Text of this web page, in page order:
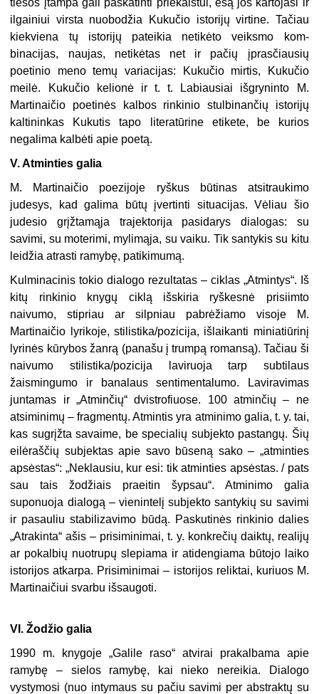
ilgainiui virsta nuobodžia Kukučio istorijų virtine. Tačiau
kiekviena tų istorijų pateikia netikėto veiksmo kom­
binacijas, naujas, netikėtas net ir pačių įprasčiausių
poetinio meno temų variacijas: Kukučio mirtis, Kukučio
meilė. Kukučio kelionė ir t. t. Labiausiai išgryninto M.
Martinaičio poetinės kalbos rinkinio stulbi­nančių istorijų
kaltininkas Kukutis tapo literatūrine etikete, be kurios
negalima kalbėti apie poetą.
V. Atminties galia
M. Martinaičio poezijoje ryškus būtinas atsitraukimo
judesys, kad ga­lima būtų įvertinti situacijas. Vėliau šio
judesio grįžtamąja trajektorija pasidarys dialogas: su
savimi, su moterimi, mylimąja, su vaiku. Tik santykis su kitu
leidžia atrasti ramybę, patikimumą.
Kulminacinis tokio dialogo rezultatas – ciklas „Atmintys“. Iš
kitų rin­kinio knygų ciklą išskiria ryškesnė prisiimto
naivumo, stipriau ar silpniau pabrėžiamo visoje M.
Martinaičio lyrikoje, stilistika/pozicija, išlaikanti miniatiūrinį
lyrinės kūrybos žanrą (panašu į trumpą romansą). Tačiau ši
naivumo stilistika/pozicija laviruoja tarp subtilaus
žaismingumo ir ba­nalaus sentimentalumo. Laviravimas
juntamas ir „Atminčių“ dvistrofiuose. 100 atminčių – ne
atsiminimų – fragmentų. Atmintis yra atminimo ga­lia, t. y. tai,
kas sugrįžta savaime, be specialių subjekto pastangų. Šių
eilėraščių subjektas apie savo būseną sako – „atminties
apsėstas“: „Ne­klausiu, kur esi: tik atminties apsėstas. / pats
sau tais žodžiais praeitin šypsau“. Atminimo galia
suponuoja dialogą – vienintelį subjekto santy­kių su savimi
ir pasauliu stabilizavimo būdą. Paskutinės rinkinio dalies
„Atrakinta“ ašis – prisiminimai, t. y. konkrečių daiktų, realijų
ar pokal­bių nuotrupų slepiama ir atidengiama būtojo laiko
istorijos atkarpa. Prisiminimai – istorijos reliktai, kuriuos M.
Martinaičiui svarbu išsaugoti.
VI. Žodžio galia
1990 m. knygoje „Galile raso“ atvirai prakalbama apie
ramybę – sie­los ramybę, kai nieko nereikia. Dialogo
vystymosi (nuo intymaus su pačiu savimi per abstraktų su